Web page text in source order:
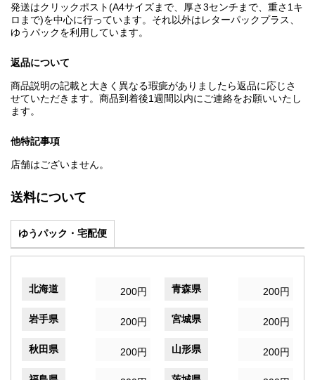
発送はクリックポスト(A4サイズまで、厚さ3センチまで、重さ1キ
ロまで)を中心に行っています。それ以外はレターパックプラス、
ゆうパックを利用しています。
返品について
商品説明の記載と大きく異なる瑕疵がありましたら返品に応じさ
せていただきます。商品到着後1週間以内にご連絡をお願いいたし
ます。
他特記事項
店舗はございません。
送料について
ゆうパック・宅配便
北海道 200円 青森県 200円
岩手県 200円 宮城県 200円
秋田県 200円 山形県 200円